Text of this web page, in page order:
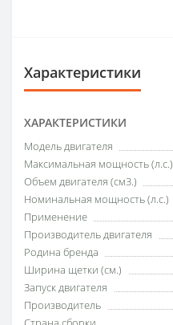
Характеристики
ХАРАКТЕРИСТИКИ
Модель двигателя
Максимальная мощность (л.с.)
Объем двигателя (см3.)
Номинальная мощность (л.с.)
Применение
Производитель двигателя
Родина бренда
Ширина щетки (см.)
Запуск двигателя
Производитель